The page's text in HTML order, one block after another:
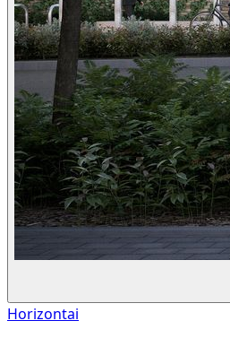
Horizontai